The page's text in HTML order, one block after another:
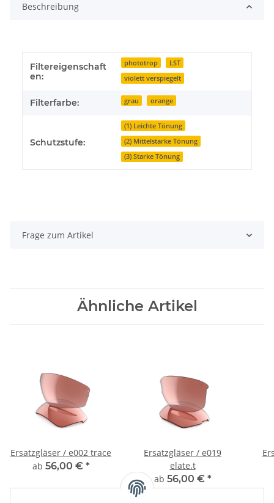
Beschreibung
Filtereigenschaft
en:
phototrop
LST
violett verspiegelt
Filterfarbe: grau orange
Schutzstufe:
(1) Leichte Tönung
(2) Mittelstarke Tönung
(3) Starke Tönung
Frage zum Artikel
Ähnliche Artikel
Ersatzgläser / e002 trace
ab 56,00 € *
Ersatzgläser / e019
elate.t
ab 56,00 € *